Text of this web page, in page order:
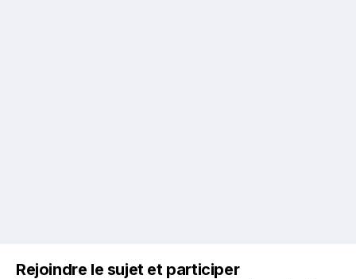
Rejoindre le sujet et participer